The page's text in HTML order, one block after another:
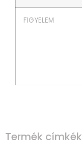
FIGYELEM
Termék címkék